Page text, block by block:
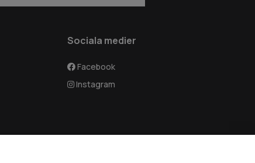
Sociala medier
Facebook
Instagram